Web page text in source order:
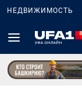
НЕДВИЖИМОСТЬ